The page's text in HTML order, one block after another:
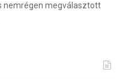
nemrégen megválasztott